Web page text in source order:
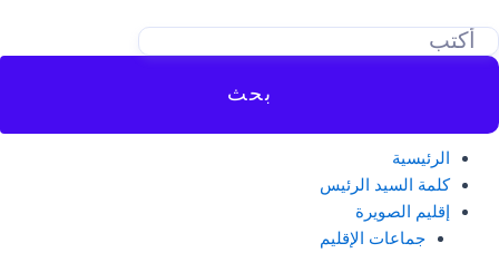
إلى
المحتوى
بحث
الرئيسية
كلمة السيد الرئيس
إقليم الصويرة
جماعات الإقليم